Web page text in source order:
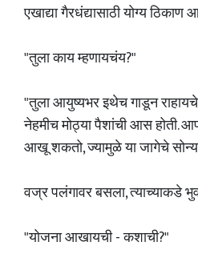
एखाद्या गैरधंद्यासाठी योग्य
"तुला काय म्हणायचंय?"
"तुला आयुष्यभर इथेच गाडून
नेहमीच मोठ्या पैशांची आस होती.
आखू शकतो, ज्यामुळे या जागेचे
वज्र पलंगावर बसला, त्याच्याकडे
"योजना आखायची - कशाची?"